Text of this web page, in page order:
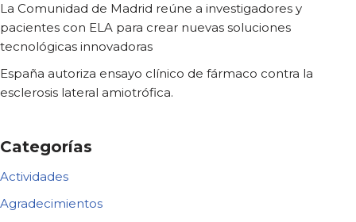
La Comunidad de Madrid reúne a investigadores y
pacientes con ELA para crear nuevas soluciones
tecnológicas innovadoras
España autoriza ensayo clínico de fármaco contra la
esclerosis lateral amiotrófica.
Categorías
Actividades
Agradecimientos